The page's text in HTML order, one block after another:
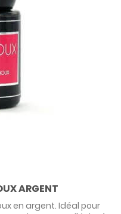
ARGENT
en argent. Idéal pour